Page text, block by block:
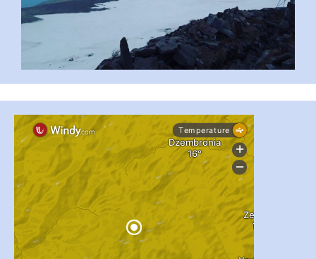
...
pimrec_project